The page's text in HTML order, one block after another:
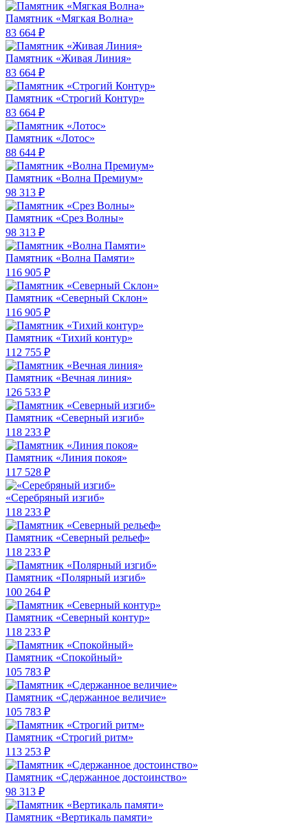
Памятник «Мягкая Волна»
83 664 ₽
Памятник «Живая Линия»
83 664 ₽
Памятник «Строгий Контур»
83 664 ₽
Памятник «Лотос»
88 644 ₽
Памятник «Волна Премиум»
98 313 ₽
Памятник «Срез Волны»
98 313 ₽
Памятник «Волна Памяти»
116 905 ₽
Памятник «Северный Склон»
116 905 ₽
Памятник «Тихий контур»
112 755 ₽
Памятник «Вечная линия»
126 533 ₽
Памятник «Северный изгиб»
118 233 ₽
Памятник «Линия покоя»
117 528 ₽
«Серебряный изгиб»
118 233 ₽
Памятник «Северный рельеф»
118 233 ₽
Памятник «Полярный изгиб»
100 264 ₽
Памятник «Северный контур»
118 233 ₽
Памятник «Спокойный»
105 783 ₽
Памятник «Сдержанное величие»
105 783 ₽
Памятник «Строгий ритм»
113 253 ₽
Памятник «Сдержанное достоинство»
98 313 ₽
Памятник «Вертикаль памяти»